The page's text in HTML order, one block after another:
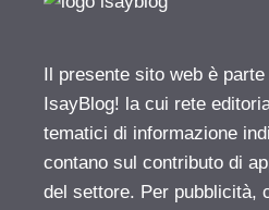
Il presente sito web è
IsayBlog! la cui rete
tematici di informazione
contano sul contributo di
del settore. Per pubblicità,